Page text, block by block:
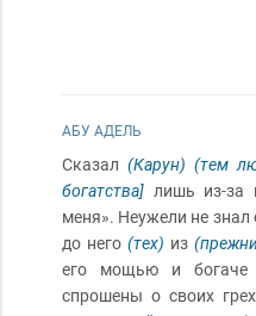
АБУ АДЕЛЬ
Сказал (Карун) (тем
богатства] лишь из-за
меня». Неужели не
до него (тех) из
его мощью и богаче
спрошены о своих